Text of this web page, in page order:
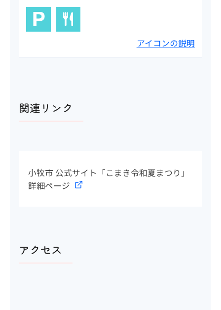
アイコンの説明
関連リンク
小牧市 公式サイト「こまき令和夏まつり」
詳細ページ
アクセス